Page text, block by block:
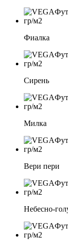
Фиалка
Сирень
Милка
Вери пери
Небесно-